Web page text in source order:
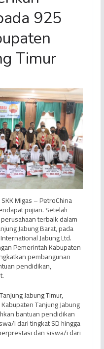
925
Timur
Migas – PetroChina
pujian. Setelah
terbaik dalam
Jabung Barat, pada
Jabung Ltd.
Pemerintah Kabupaten
pembangunan
pendidikan,
Jabung Timur,
Tanjung Jabung
bantuan pendidikan
i dari tingkat SD hingga
dan siswa/i dari